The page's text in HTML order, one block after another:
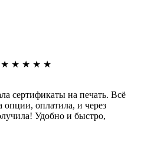
★ ★ ★ ★ ★
сертификаты на печать. Всё
оплатила, и через
Удобно и быстро,